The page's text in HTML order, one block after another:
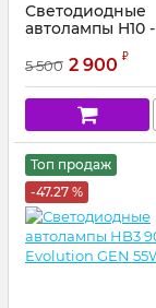
Светодиодные
автолампы H10 -
5 500 2 900 ₽
Топ продаж
-47.27 %